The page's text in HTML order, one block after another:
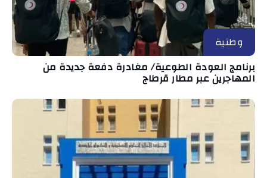
وطنية
برنامج العودة الطوعية/ مغادرة دفعة جديدة من
المهاجرين عبر مطار قرطاج